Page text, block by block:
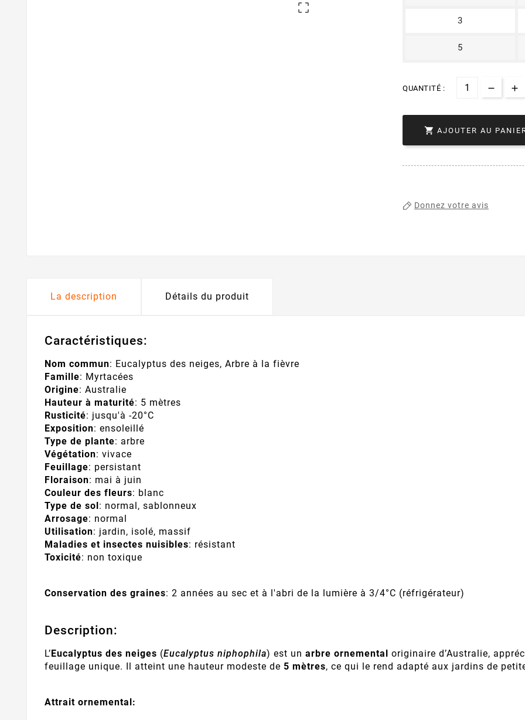

3
5
QUANTITÉ :
 AJOUTER AU
Donnez votre avis
La description Détails du produit
Caractéristiques:
Nom commun: Eucalyptus des neiges, Arbre à la fièvre
Famille: Myrtacées
Origine: Australie
Hauteur à maturité: 5 mètres
Rusticité: jusqu'à -20°C
Exposition: ensoleillé
Type de plante: arbre
Végétation: vivace
Feuillage: persistant
Floraison: mai à juin
Couleur des fleurs: blanc
Type de sol: normal, sablonneux
Arrosage: normal
Utilisation: jardin, isolé, massif
Maladies et insectes nuisibles: résistant
Toxicité: non toxique
Conservation des graines: 2 années au sec et à l'abri de la lumière à 3/4°C (réfrigérateur)
Description:
L’Eucalyptus des neiges (Eucalyptus niphophila) est un arbre ornemental originaire d’Australie,
feuillage unique. Il atteint une hauteur modeste de 5 mètres, ce qui le rend adapté aux jardins de
Attrait ornemental: